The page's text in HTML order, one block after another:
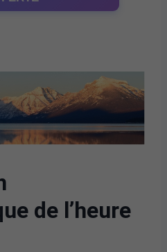
de l’heure